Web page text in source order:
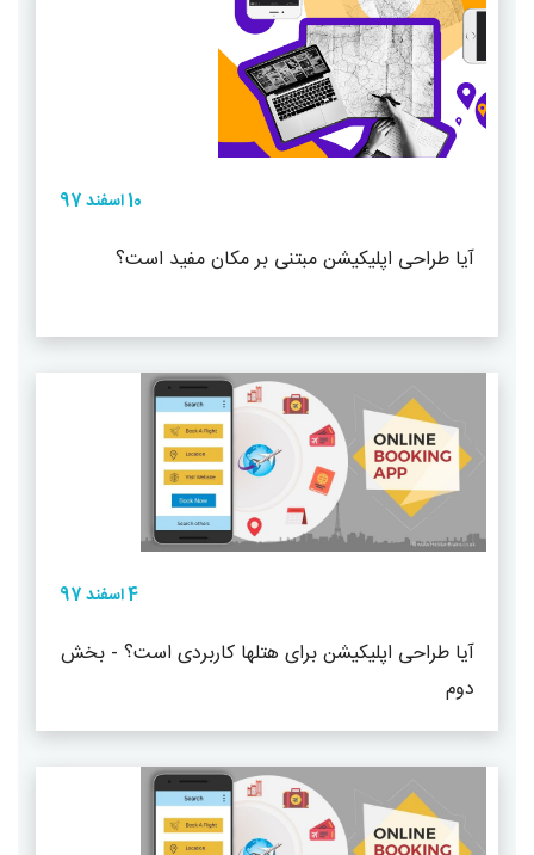
10 اسفند 97
آیا طراحی اپلیکیشن مبتنی بر مکان مفید است؟
4 اسفند 97
آیا طراحی اپلیکیشن برای هتلها کاربردی است؟ - بخش
دوم